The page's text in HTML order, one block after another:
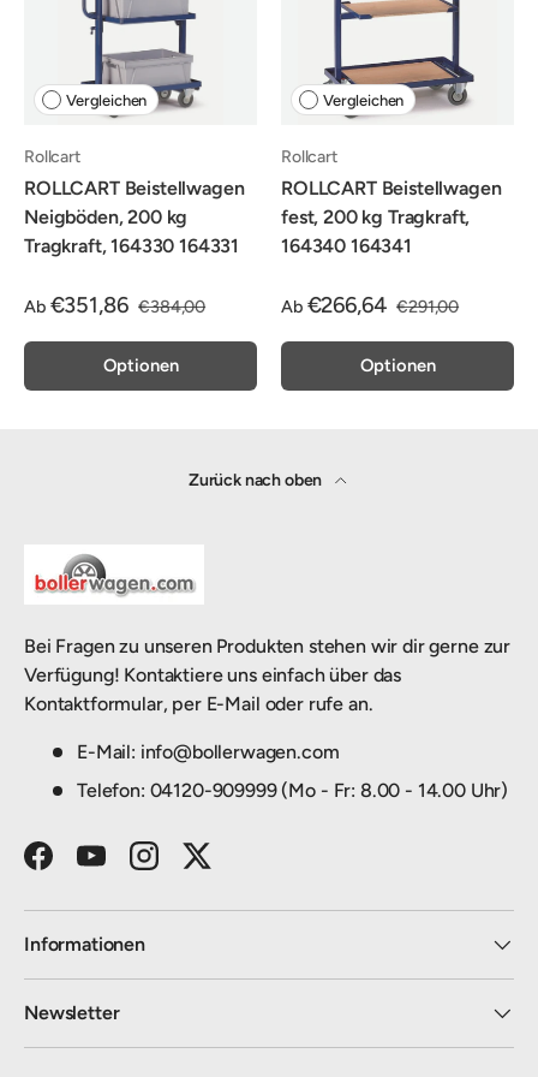
Vergleichen
Rollcart
ROLLCART Beistellwagen
Neigböden, 200 kg
Tragkraft, 164330 164331
Ab €351,86 €384,00
Optionen
Vergleichen
Rollcart
ROLLCART Beistellwagen
fest, 200 kg Tragkraft,
164340 164341
Ab €266,64 €291,00
Optionen
Zurück nach oben
Bei Fragen zu unseren Produkten stehen wir dir gerne zur
Verfügung! Kontaktiere uns einfach über das
Kontaktformular, per E-Mail oder rufe an.
E-Mail: info@bollerwagen.com
Telefon: 04120-909999 (Mo - Fr: 8.00 - 14.00 Uhr)
FacebookYouTubeInstagramTwitter
Informationen
Newsletter